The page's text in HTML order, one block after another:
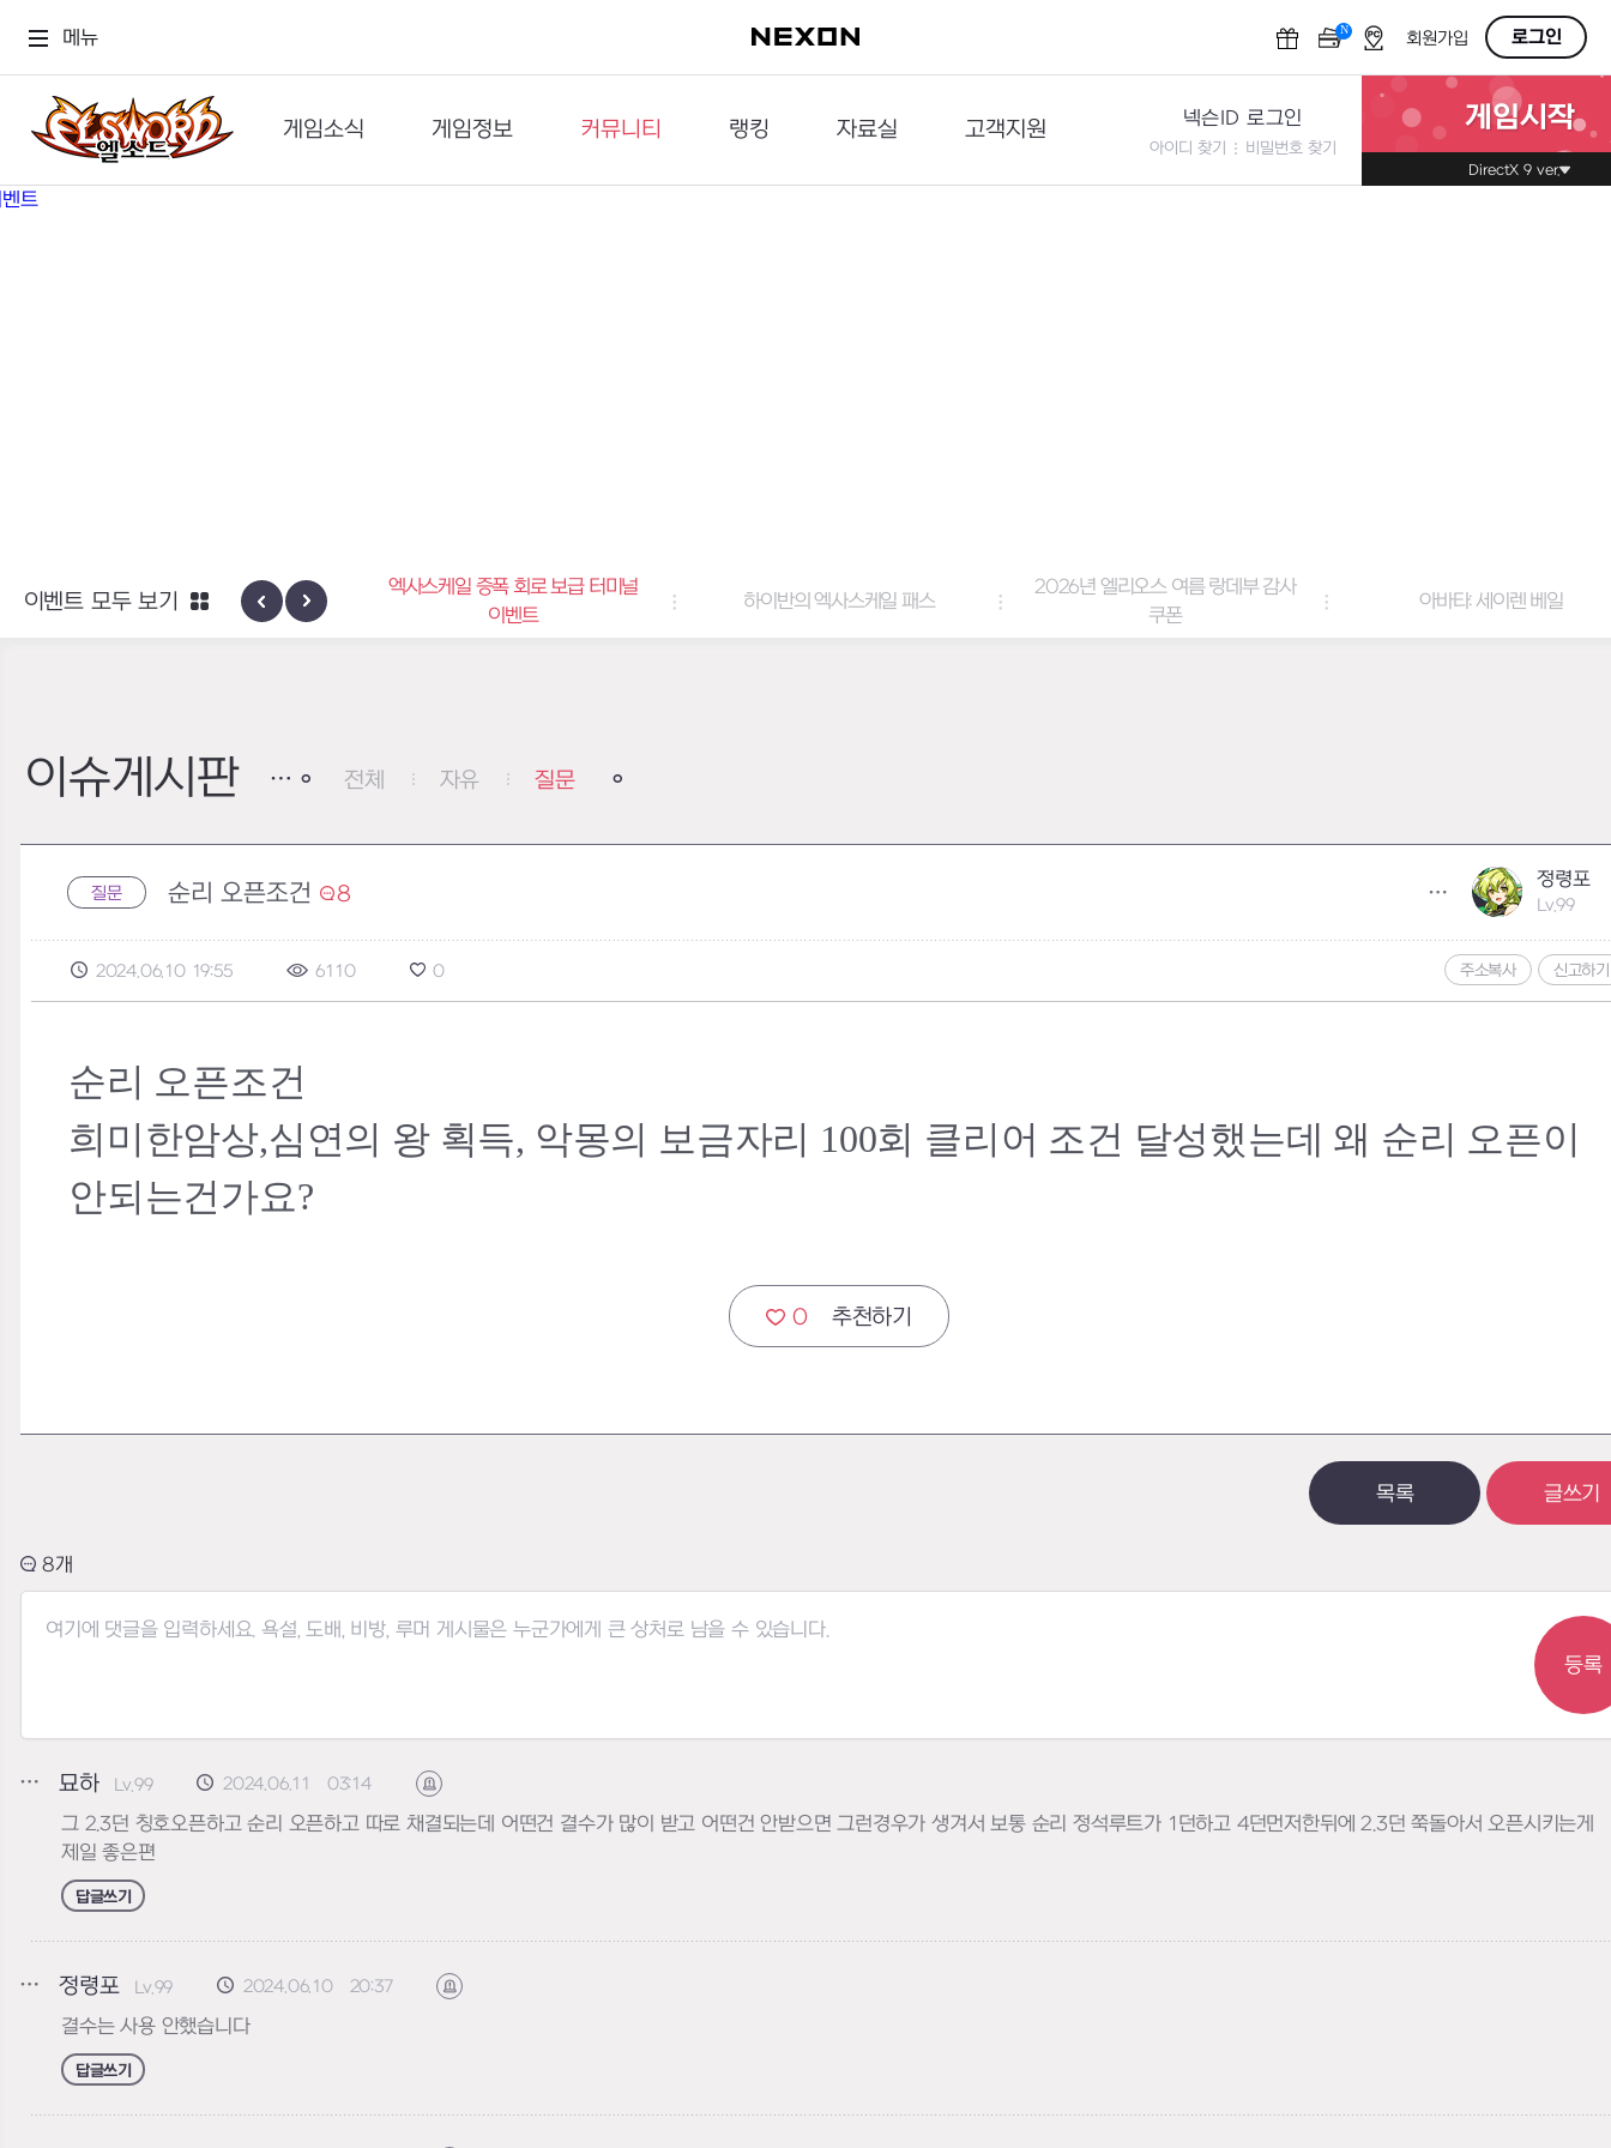
메뉴 N OFF회원가입 로그인
게임소식
공지사항
게임정보
세계관
커뮤니티
이슈게시판
랭킹
던전랭킹
자료실
다운로드
고객지원
문의하기
넥슨ID 로그인
아이디 찾기 비밀번호 찾기
게임시작
DirectX 9 ver.
신규 지역 네블론
엑사스케일 증폭 회로 보급 터미널
이벤트
하이반의 엑사스케일 패스
2026년 엘리오스 여름 랑데부 감사
쿠폰
아바타: 세이렌 베일
이벤트 모두 보기
이슈게시판 전체 자유 질문
질문 순리 오픈조건 8
정령포
Lv.99
2024.06.10 19:55 6110 0 주소복사 신고하기
순리 오픈조건
희미한암상,심연의 왕 획득, 악몽의 보금자리 100회 클리어 조건 달성했는데 왜 순리 오픈이
안되는건가요?
0 추천하기
목록 글쓰기
8
등록
묘하 Lv.99 2024.06.11 03:14 신고하기
그 2.3던 칭호오픈하고 순리 오픈하고 따로 채결되는데 어떤건 결수가 많이 받고 어떤건 안받으면 그런경우가 생겨서 보통 순리 정석루트가 1던하고 4던먼저한뒤에 2.3던 쭉돌아서 오픈시키는게
제일 좋은편
답글쓰기
정령포 Lv.99 2024.06.10 20:37 신고하기
결수는 사용 안했습니다
답글쓰기